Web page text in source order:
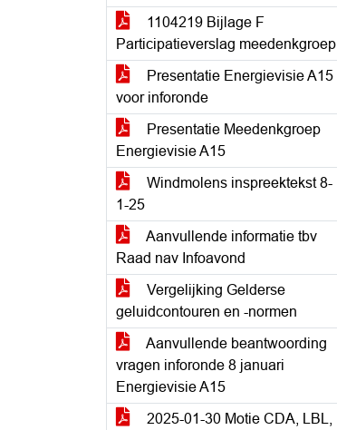
1104219 Bijlage F
Participatieverslag meedenkgroep
Presentatie Energievisie A15
voor inforonde
Presentatie Meedenkgroep
Energievisie A15
Windmolens inspreektekst 8-
1-25
Aanvullende informatie tbv
Raad nav Infoavond
Vergelijking Gelderse
geluidcontouren en -normen
Aanvullende beantwoording
vragen inforonde 8 januari
Energievisie A15
2025-01-30 Motie CDA, LBL,